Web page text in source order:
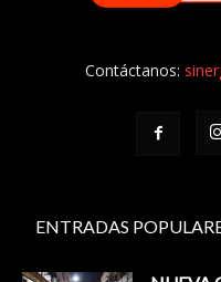
Contáctanos:
ENTRADAS